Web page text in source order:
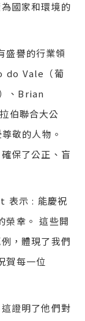
國家和環境的
盛譽的行業領
do Vale（葡
、Brian
伯聯合大公
敬的人物。
保了公正、盲
表示 : 能慶祝
榮幸。 這些開
，體現了我們
賀每一位
證明了他們對